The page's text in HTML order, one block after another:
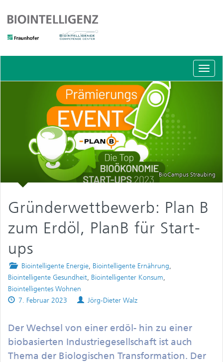
BioCampus Straubing
Gründerwettbewerb: Plan B
zum Erdöl, PlanB für Start-
ups
Posted
in
Biointelligente Energie, Biointelligente Ernährung,
Biointelligente Gesundheit, Biointelligenter Konsum,
Biointelligentes Wohnen
Published
7. Februar 2023 Authors
Jörg-Dieter Walz
Der Wechsel von einer erdöl- hin zu einer
biobasierten Industriegesellschaft ist auch
Thema der Biologischen Transformation. Der